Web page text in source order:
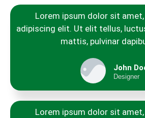
Lorem ipsum dolor sit
adipiscing elit. Ut elit tellus,
mattis, pulvinar
John
Designer
Lorem ipsum dolor sit